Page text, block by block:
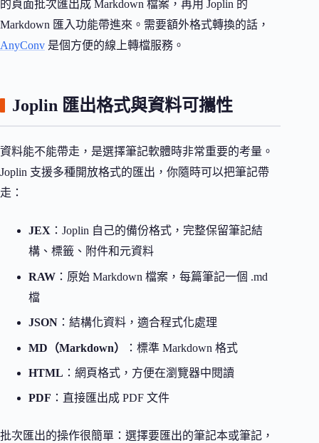
的頁面批次匯出成 Markdown 檔案，再用 Joplin 的
Markdown 匯入功能帶進來。需要額外格式轉換的話，
AnyConv 是個方便的線上轉檔服務。
Joplin 匯出格式與資料可攜性
資料能不能帶走，是選擇筆記軟體時非常重要的考量。
Joplin 支援多種開放格式的匯出，你隨時可以把筆記帶
走：
JEX ：Joplin 自己的備份格式，完整保留筆記結
構、標籤、附件和元資料
RAW ：原始 Markdown 檔案，每篇筆記一個 .md
檔
JSON ：結構化資料，適合程式化處理
MD（Markdown） ：標準 Markdown 格式
HTML ：網頁格式，方便在瀏覽器中閱讀
PDF ：直接匯出成 PDF 文件
批次匯出的操作很簡單：選擇要匯出的筆記本或筆記，